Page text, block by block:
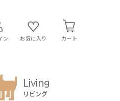
ン お気に入り カート
Living
リビング